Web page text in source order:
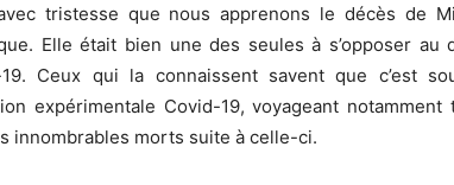
avec tristesse que nous apprenons le décès de
Elle était bien une des seules à s’opposer
19. Ceux qui la connaissent savent que c’est
expérimentale Covid-19, voyageant
innombrables morts suite à celle-ci.